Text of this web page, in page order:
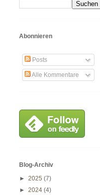
Abonnieren
Posts
Alle Kommentare
Blog-Archiv
► 2025 (7)
► 2024 (4)